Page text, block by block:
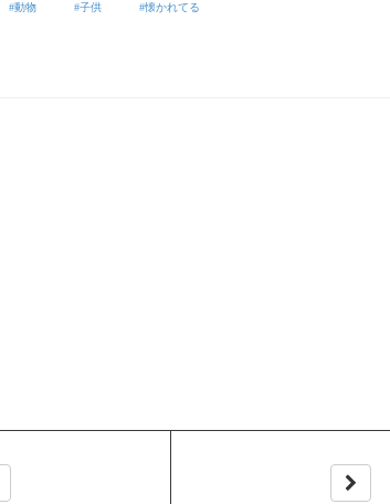
動物 子供 懐かれてる